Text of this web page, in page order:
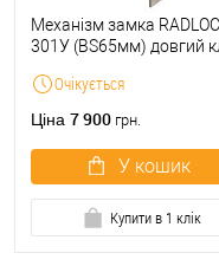
Очікується
Механізм замка
301У (BS65мм) довгий
Ціна 7 900 грн.
У кошик
Купити в 1 клік